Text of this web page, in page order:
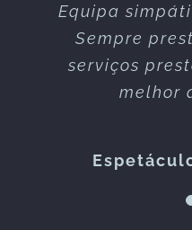
Equipa
Sempre
serviços
melhor
Excelente
espectáculos